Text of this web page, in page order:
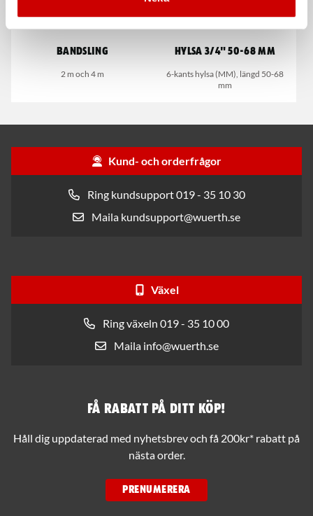
Bandsling
2 m och 4 m
Hylsa 3/4" 50-68 mm
6-kants hylsa (MM), längd 50-68
mm
Kund- och orderfrågor
Ring kundsupport 019 - 35 10 30
Maila kundsupport@wuerth.se
Växel
Ring växeln 019 - 35 10 00
Maila info@wuerth.se
Få rabatt på ditt köp!
Håll dig uppdaterad med nyhetsbrev och få 200kr* rabatt på
nästa order.
PRENUMERERA